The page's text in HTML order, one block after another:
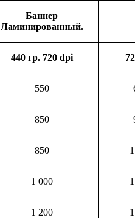
Бан­нер
Ламинированный.
440 гр. 720 dpi
550
850
850
1 000
1 200